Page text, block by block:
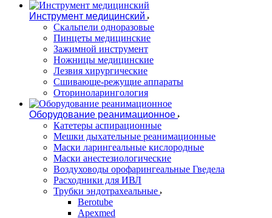
Инструмент медицинский
Скальпели одноразовые
Пинцеты медицинские
Зажимной инструмент
Ножницы медицинские
Лезвия хирургические
Сшивающе-режущие аппараты
Оториноларингология
Оборудование реанимационное
Катетеры аспирационные
Мешки дыхательные реанимационные
Маски ларингеальные кислородные
Маски анестезиологические
Воздуховоды орофарингеальные Гведела
Расходники для ИВЛ
Трубки эндотрахеальные
Berotube
Apexmed